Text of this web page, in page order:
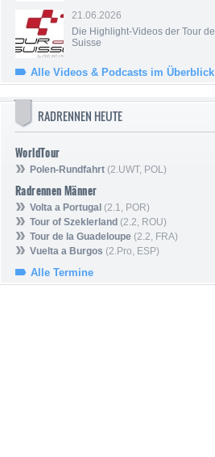
21.06.2026
Die Highlight-Videos der Tour de
Suisse
Alle Videos & Podcasts im Überblick
RADRENNEN HEUTE
WorldTour
Polen-Rundfahrt (2.UWT, POL)
Radrennen Männer
Volta a Portugal (2.1, POR)
Tour of Szeklerland (2.2, ROU)
Tour de la Guadeloupe (2.2, FRA)
Vuelta a Burgos (2.Pro, ESP)
Alle Termine